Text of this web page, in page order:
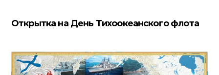
Открытка на День Тихоокеанского флота